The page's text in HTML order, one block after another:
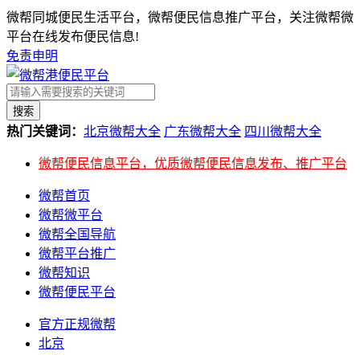
微帮同城便民生活平台，微帮便民信息推广平台，关注微帮微
平台在线发布便民信息!
免责申明
搜索
热门关键词： 北京微帮大全 广东微帮大全 四川微帮大全
微帮便民信息平台，优质微帮便民信息发布、推广平台
微帮首页
微帮微平台
微帮全国导航
微帮平台推广
微帮知识
微帮便民平台
官方正规微帮
北京